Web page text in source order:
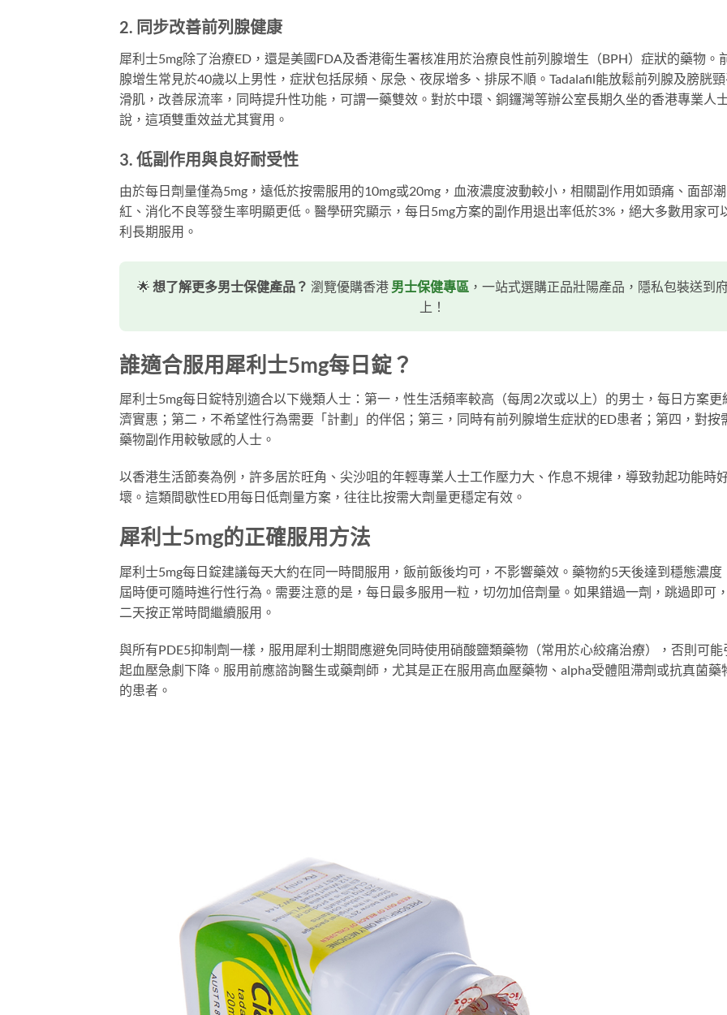
2. 同步改善前列腺健康
犀利士5mg除了治療ED，還是美國FDA及香港衛生署核准用於治療良性前列腺增生（BPH）症狀的藥物。
腺增生常見於40歲以上男性，症狀包括尿頻、尿急、夜尿增多、排尿不順。Tadalafil能放鬆前列腺及膀胱
滑肌，改善尿流率，同時提升性功能，可謂一藥雙效。對於中環、銅鑼灣等辦公室長期久坐的香港專業人
說，這項雙重效益尤其實用。
3. 低副作用與良好耐受性
由於每日劑量僅為5mg，遠低於按需服用的10mg或20mg，血液濃度波動較小，相關副作用如頭痛、面部潮
紅、消化不良等發生率明顯更低。醫學研究顯示，每日5mg方案的副作用退出率低於3%，絕大多數用家可
利長期服用。
🌟 想了解更多男士保健產品？ 瀏覽優購香港 男士保健專區 ，一站式選購正品壯陽產品，隱私包裝送到
上！
誰適合服用犀利士5mg每日錠？
犀利士5mg每日錠特別適合以下幾類人士：第一，性生活頻率較高（每周2次或以上）的男士，每日方案更
濟實惠；第二，不希望性行為需要「計劃」的伴侶；第三，同時有前列腺增生症狀的ED患者；第四，對按
藥物副作用較敏感的人士。
以香港生活節奏為例，許多居於旺角、尖沙咀的年輕專業人士工作壓力大、作息不規律，導致勃起功能時
壞。這類間歇性ED用每日低劑量方案，往往比按需大劑量更穩定有效。
犀利士5mg的正確服用方法
犀利士5mg每日錠建議每天大約在同一時間服用，飯前飯後均可，不影響藥效。藥物約5天後達到穩態濃度
屆時便可隨時進行性行為。需要注意的是，每日最多服用一粒，切勿加倍劑量。如果錯過一劑，跳過即可
二天按正常時間繼續服用。
與所有PDE5抑制劑一樣，服用犀利士期間應避免同時使用硝酸鹽類藥物（常用於心絞痛治療），否則可能
起血壓急劇下降。服用前應諮詢醫生或藥劑師，尤其是正在服用高血壓藥物、alpha受體阻滯劑或抗真菌藥
的患者。